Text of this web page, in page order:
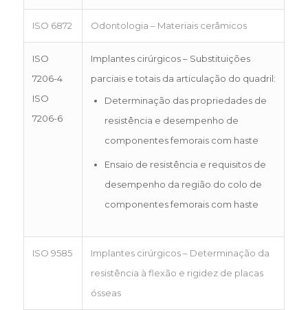
ISO 6872 Odontologia – Materiais cerâmicos
ISO
7206-4
ISO
7206-6
Implantes cirúrgicos – Substituições
parciais e totais da articulação do quadril:
Determinação das propriedades de
resistência e desempenho de
componentes femorais com haste
Ensaio de resistência e requisitos de
desempenho da região do colo de
componentes femorais com haste
ISO 9585
Implantes cirúrgicos – Determinação da
resistência à flexão e rigidez de placas
ósseas